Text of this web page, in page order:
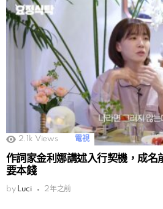
2.1k Views 電視
作詞家金利娜講述入行契機，成名
要本錢
by Luci 2年之前